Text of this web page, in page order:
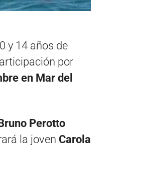
y 14 años de
por
en Mar del
Perotto
la joven Carola